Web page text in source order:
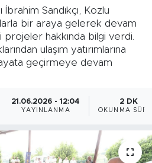
Sandıkçı, Kozlu
bir araya gelerek devam
projeler hakkında bilgi verdi.
ulaşım yatırımlarına
geçirmeye devam
21.06.2026 - 12:04
YAYINLANMA
2 DK
OKUNMA
ve Fikstür